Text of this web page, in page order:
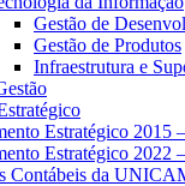
Gestão de
Gestão de Produtos
Infraestrutura e
Estratégico 2015
Estratégico 2022
Contábeis da